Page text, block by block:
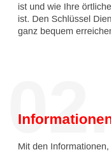
ist und wie Ihre
ist. Den Schlüssel
ganz bequem
02.
Mit den